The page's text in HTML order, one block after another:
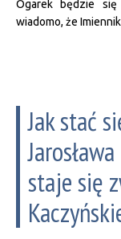
Ogarek będzie
wiadomo, że
Jak stać
staje się